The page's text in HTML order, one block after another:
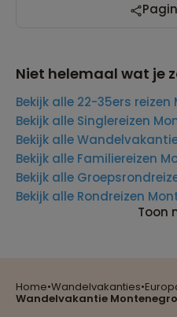
Home•Wandelvakanties•
Wandelvakantie Montenegro
Niet helemaal wat je
Bekijk alle 22-35ers
Bekijk alle Singlereizen
Bekijk alle
Bekijk alle Familiereizen
Bekijk alle
Bekijk alle Rondreizen
Toon
Reizen met oog
Groepsreizen mét